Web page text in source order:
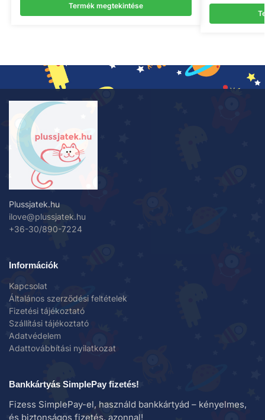
Termék megtekintése
Plussjatek.hu
ilove@plussjatek.hu
+36-30/890-7224
Információk
Kapcsolat
Általános szerződési feltételek
Fizetési tájékoztató
Szállítási tájékoztató
Adatvédelem
Adattovábbítási nyilatkozat
Bankkártyás SimplePay fizetés!
Fizess SimplePay-el, használd bankkártyád – kényelmes,
és biztonságos fizetés, azonnal!